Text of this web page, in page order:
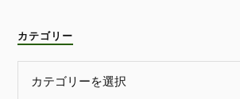
カテゴリー